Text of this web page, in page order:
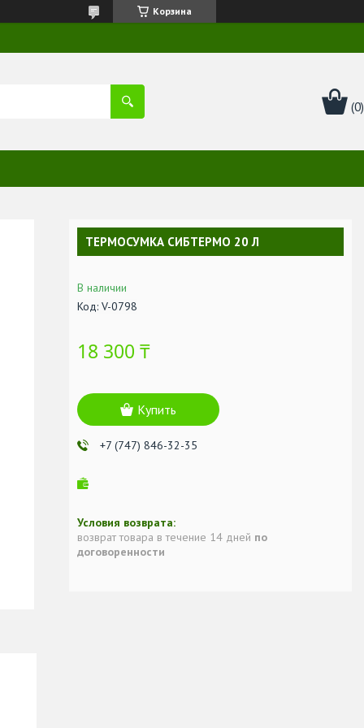
Корзина
ТЕРМОСУМКА СИБТЕРМО 20 Л
В наличии
Код: V-0798
18 300 ₸
Купить
+7 (747) 846-32-35
возврат товара в течение 14 дней по
договоренности